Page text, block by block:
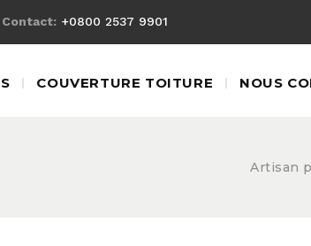
Contact: +0800 2537 9901
COUVERTURE TOITURE NOUS
Artisan